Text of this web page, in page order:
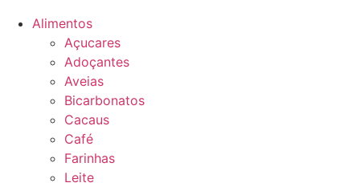
Alimentos
Açucares
Adoçantes
Aveias
Bicarbonatos
Cacaus
Café
Farinhas
Leite